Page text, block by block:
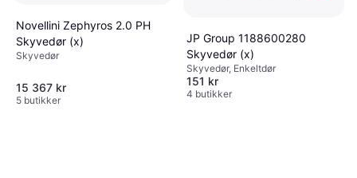
Novellini Zephyros 2.0 PH
Skyvedør (x)
Skyvedør
15 367 kr
5 butikker
JP Group 1188600280
Skyvedør (x)
Skyvedør, Enkeltdør
151 kr
4 butikker